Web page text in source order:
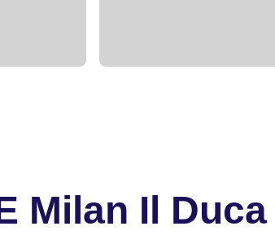
Milan Il Duca